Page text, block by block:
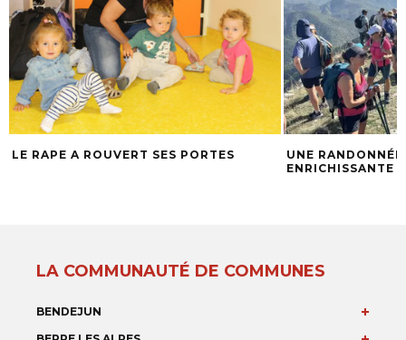
LE RAPE A ROUVERT SES PORTES
UNE
ENRICHISSANTE
LA COMMUNAUTÉ DE COMMUNES
BENDEJUN